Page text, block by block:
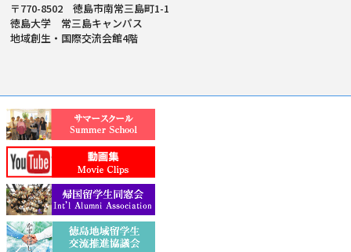
〒770-8502 徳島市南常三島町1-1
徳島大学 常三島キャンパス
地域創生・国際交流会館4階